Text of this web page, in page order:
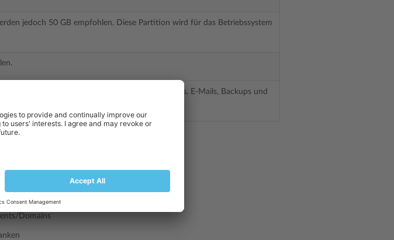
jedoch 50 GB empfohlen. Diese Partition wird für das Betriebssystem
Diese Partition enthält alle Plesk Domains, E-Mails, Backups und
große Datenmengen enthalten:
Domains